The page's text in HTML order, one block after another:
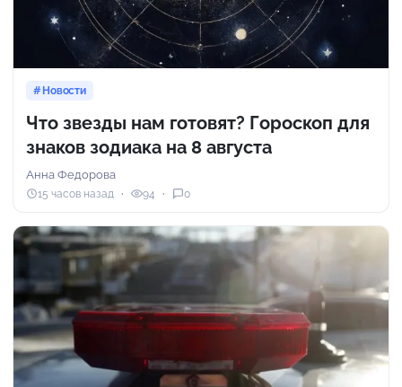
Новости
Что звезды нам готовят? Гороскоп для
знаков зодиака на 8 августа
Анна Федорова
15 часов назад 94 0